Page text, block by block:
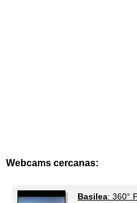
Webcams cercanas:
Basilea: 360°